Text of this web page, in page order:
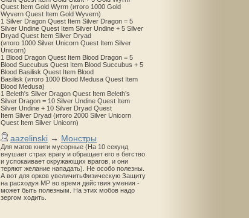
Quest Item Gold Wyrm (итого 1000 Gold
Wyvern Quest Item Gold Wyvern)
1 Silver Dragon Quest Item Silver Dragon = 5
Silver Undine Quest Item Silver Undine + 5 Silver
Dryad Quest Item Silver Dryad
(итого 1000 Silver Unicorn Quest Item Silver
Unicorn)
1 Blood Dragon Quest Item Blood Dragon = 5
Blood Succubus Quest Item Blood Succubus + 5
Blood Basilisk Quest Item Blood
Basilisk (итого 1000 Blood Medusa Quest Item
Blood Medusa)
1 Beleth's Silver Dragon Quest Item Beleth’s
Silver Dragon = 10 Silver Undine Quest Item
Silver Undine + 10 Silver Dryad Quest
Item Silver Dryad (итого 2000 Silver Unicorn
Quest Item Silver Unicorn)
aazelinski → Монстры
Для магов книги мусорные (На 10 секунд
внушает страх врагу и обращает его в бегство
и успокаивает окружающих врагов, и они
теряют желание нападать). Не особо полезны.
А вот для орков увеличитьФизическую Защиту
на расходуя MP во время действия умения -
может быть полезным. На этих мобов надо
зергом ходить.